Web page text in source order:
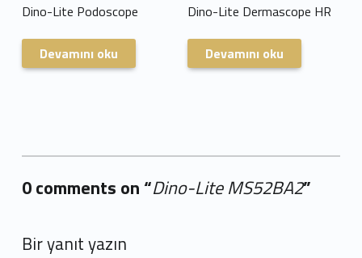
Dino-Lite Podoscope
Devamını oku
Dino-Lite Dermascope HR
Devamını oku
0 comments on “Dino-Lite MS52BA2”
Bir yanıt yazın